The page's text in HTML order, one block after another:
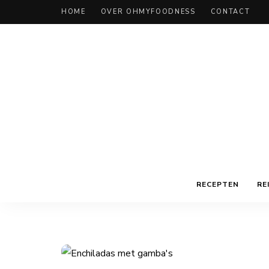
HOME OVER OHMYFOODNESS CONTACT
RECEPTEN